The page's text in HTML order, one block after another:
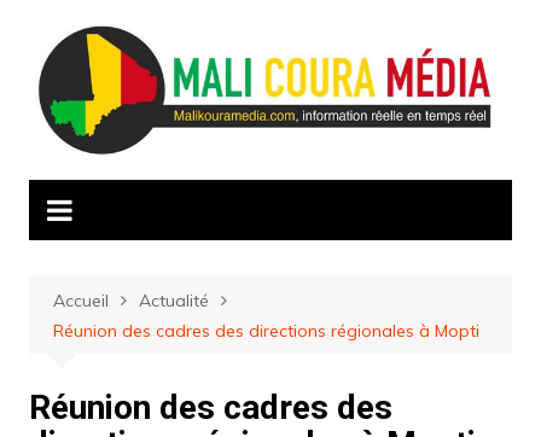
contenu
Accueil
Actualité
Réunion des cadres des directions régionales à Mopti
Réunion des cadres des